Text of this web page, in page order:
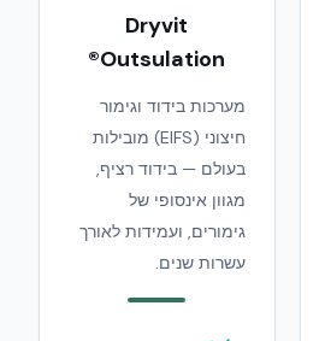
Dryvit
Outsulation®
מערכות בידוד וגימור
חיצוני (EIFS) מובילות
בעולם — בידוד רציף,
מגוון אינסופי של
גימורים, ועמידות לאורך
עשרות שנים.